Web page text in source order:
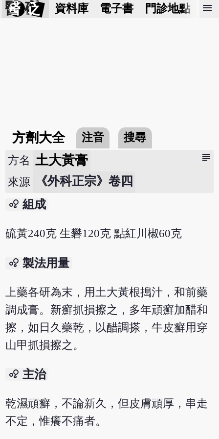
醫 砭 資料庫 電子書 門診地點 預
menu
方劑大全 注音 搜尋
subject
方名 土大黃膏
來源 《外科正宗》卷四
bubble_chart 組成
硫黃240克 生礬120克 點紅川椒60克
bubble_chart 製法用量
上藥各研為末，用土大黃根搗汁，和前藥
調成膏。新癬抓損擦之，多年頑癬加醋和
擦，如日久藥乾，以醋調搽，牛皮癬用穿
山甲抓損擦之。
bubble_chart 主治
乾濕頑癬，不論新久，但皮膚頑厚，串走
不定，惟癢不痛者。